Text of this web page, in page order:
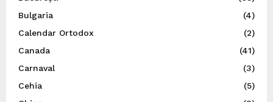
Bulgaria
(4)
Calendar Ortodox
(2)
Canada
(41)
Carnaval
(3)
Cehia
(5)